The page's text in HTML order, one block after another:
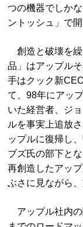
つの機器でしか
ントッシュ」で
創造と破壊を繰
品」はアップル
手はクック新
て、98年にアッ
いた経営者、ジ
ルを事実上追放
ップルに復帰し
ブズ氏の部下と
再創造したアッ
ぶさに見ながら、
アップル社内の